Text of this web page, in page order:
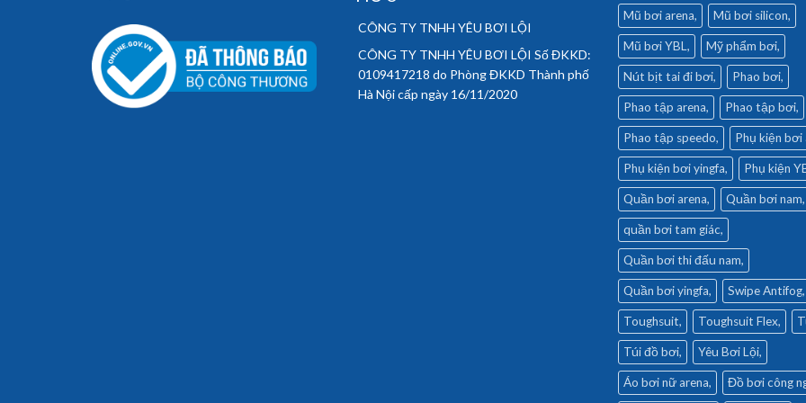
CÔNG TY TNHH YÊU BƠI LỘI
CÔNG TY TNHH YÊU BƠI LỘI Số ĐKKD:
0109417218 do Phòng ĐKKD Thành phố
Hà Nội cấp ngày 16/11/2020
Mũ bơi arena Mũ bơi silicon
Mũ bơi YBL Mỹ phẩm bơi
Nút bịt tai đi bơi Phao bơi
Phao tập arena Phao tập bơi
Phao tập speedo Phụ kiện bơi
Phụ kiện bơi yingfa Phụ kiện
Quần bơi arena Quần bơi nam
quần bơi tam giác
Quần bơi thi đấu nam
Quần bơi yingfa Swipe Antifog
Toughsuit Toughsuit Flex
Túi đồ bơi Yêu Bơi Lội
Áo bơi nữ arena Đồ bơi công